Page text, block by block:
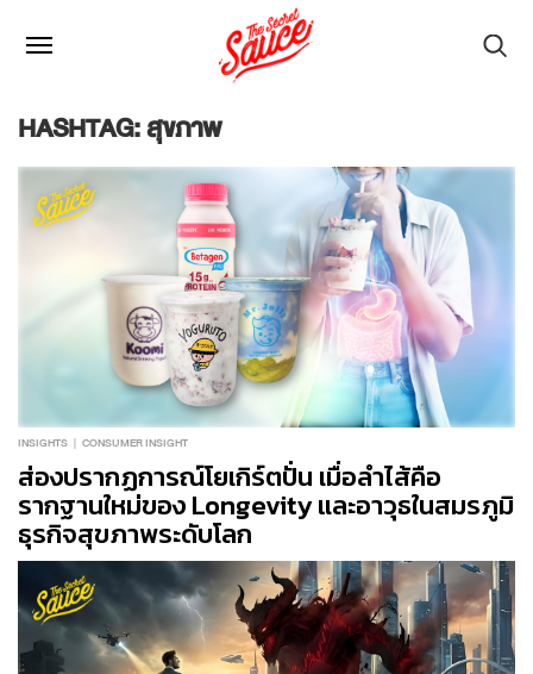
HASHTAG: สุขภาพ
INSIGHTS CONSUMER INSIGHT
ส่องปรากฏการณ์โยเกิร์ตปั่น เมื่อลำไส้คือ
รากฐานใหม่ของ Longevity และอาวุธในสมรภูมิ
ธุรกิจสุขภาพระดับโลก